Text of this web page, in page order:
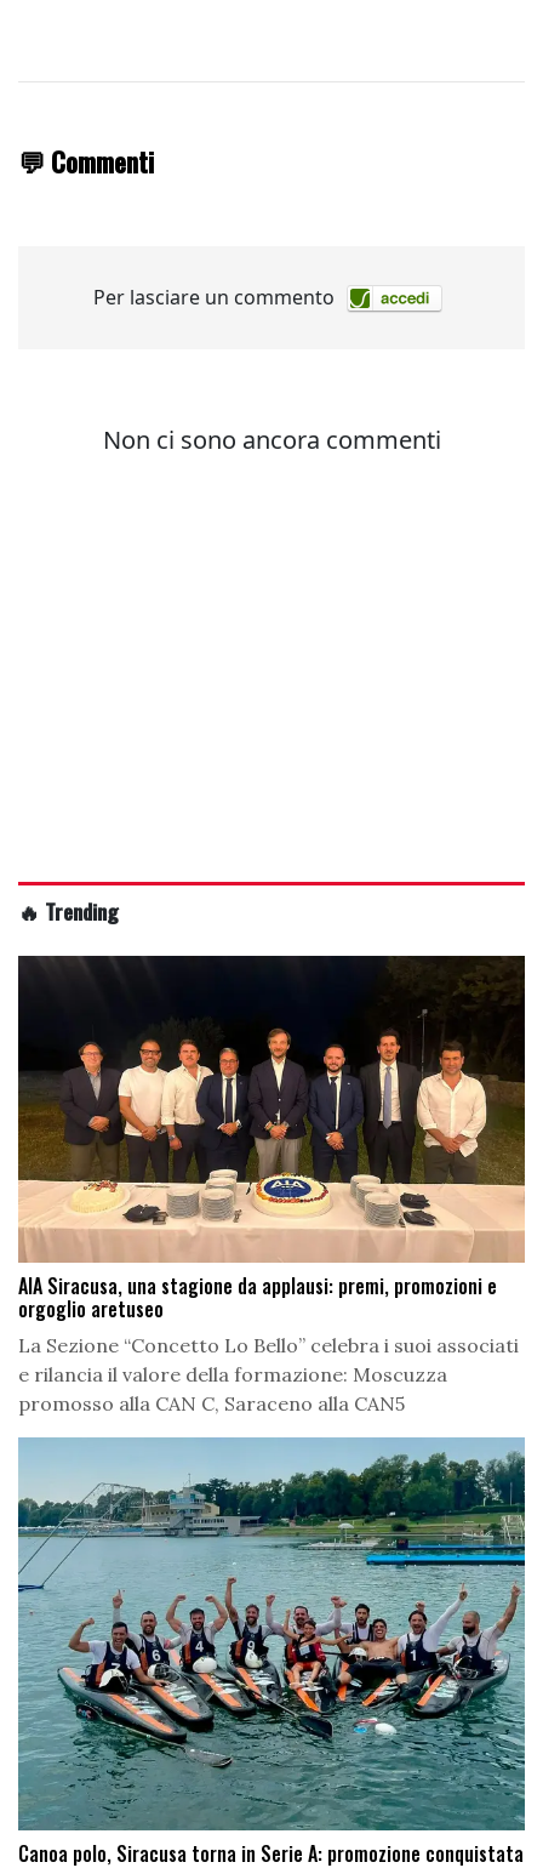
💬 Commenti
🔥 Trending
AIA Siracusa, una stagione da applausi: premi, promozioni e
orgoglio aretuseo
La Sezione “Concetto Lo Bello” celebra i suoi associati
e rilancia il valore della formazione: Moscuzza
promosso alla CAN C, Saraceno alla CAN5
Canoa polo, Siracusa torna in Serie A: promozione conquistata